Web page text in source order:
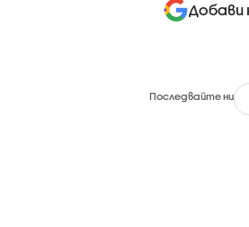
Добави
Последвайте ни